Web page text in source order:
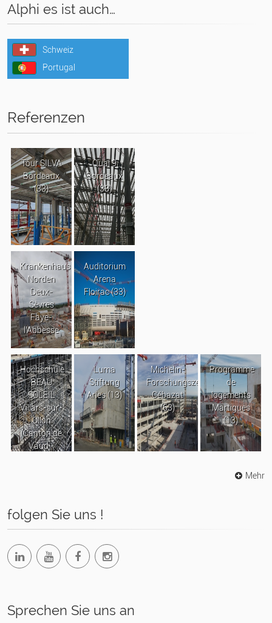
Alphi es ist auch…
Schweiz
Portugal
Referenzen
Tour SILVA
Bordeaux
(33)
Quai 9
Bordeaux
(33)
Krankenhaus
Norden
Deux-
Sèvres
Faye-
l’Abbesse
Auditorium
Arena
Floirac (33)
Hochschule
BEAU
SOLEIL
Villars-sur-
Ollon
(Canton de
Vaud -
Luma
Stiftung
Arles (13)
Michelin-
Forschungszentrum
Cébazat
(63)
Programme
de
logements
Martigues
(13)
Mehr
folgen Sie uns !
Sprechen Sie uns an